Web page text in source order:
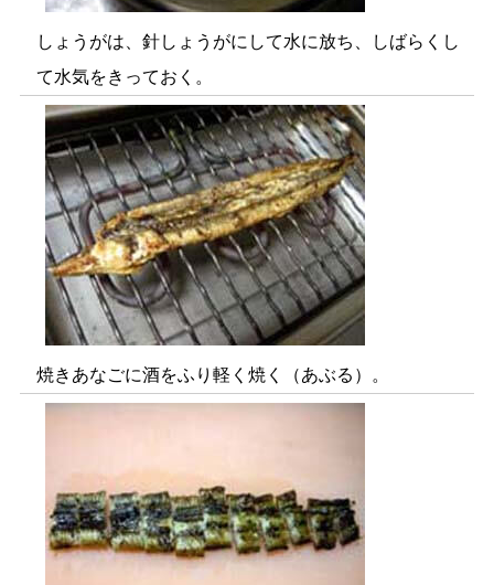
しょうがは、針しょうがにして水に放ち、しばらくし
て水気をきっておく。
焼きあなごに酒をふり軽く焼く（あぶる）。